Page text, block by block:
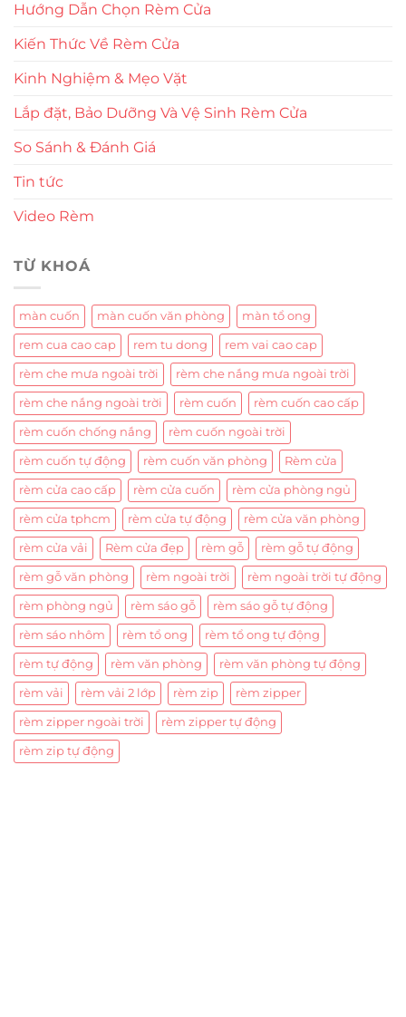
Hướng Dẫn Chọn Rèm Cửa
Kiến Thức Về Rèm Cửa
Kinh Nghiệm & Mẹo Vặt
Lắp đặt, Bảo Dưỡng Và Vệ Sinh Rèm Cửa
So Sánh & Đánh Giá
Tin tức
Video Rèm
TỪ KHOÁ
màn cuốn màn cuốn văn phòng màn tổ ong
rem cua cao cap rem tu dong rem vai cao cap
rèm che mưa ngoài trời rèm che nắng mưa ngoài trời
rèm che nắng ngoài trời rèm cuốn rèm cuốn cao cấp
rèm cuốn chống nắng rèm cuốn ngoài trời
rèm cuốn tự động rèm cuốn văn phòng Rèm cửa
rèm cửa cao cấp rèm cửa cuốn rèm cửa phòng ngủ
rèm cửa tphcm rèm cửa tự động rèm cửa văn phòng
rèm cửa vải Rèm cửa đẹp rèm gỗ rèm gỗ tự động
rèm gỗ văn phòng rèm ngoài trời rèm ngoài trời tự động
rèm phòng ngủ rèm sáo gỗ rèm sáo gỗ tự động
rèm sáo nhôm rèm tổ ong rèm tổ ong tự động
rèm tự động rèm văn phòng rèm văn phòng tự động
rèm vải rèm vải 2 lớp rèm zip rèm zipper
rèm zipper ngoài trời rèm zipper tự động
rèm zip tự động